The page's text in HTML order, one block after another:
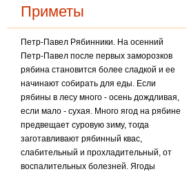
Приметы
Петр-Павел Рябинники. На осенний
Петр-Павел после первых заморозков
рябина стано­вится более сладкой и ее
начинают собирать для еды. Если
рябины в лесу много - осень дождливая,
если мало - сухая. Много ягод на рябине
предвещает суровую зиму, тогда
заготавливают рябинный квас,
слабительный и прохладительный, от
воспалительных бо­лезней. Ягоды